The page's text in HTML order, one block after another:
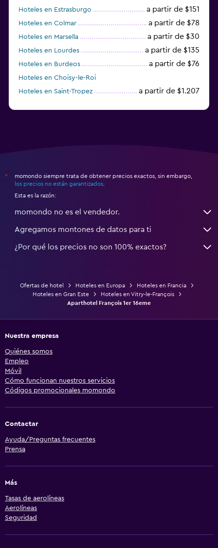
Hoteles en Estrasburgo a partir de $151
Hoteles en Colmar a partir de $78
Hoteles en Marsella a partir de $30
Hoteles en Lourdes a partir de $135
Hoteles en Burdeos a partir de $76
Hoteles en Choisy-le-Roi
Hoteles en Saint-Tropez
a partir de $1.207
*
momondo siempre trata de obtener precios exactos, sin embargo,
los precios no están garantizados
Esta es la razón:
momondo no es el vendedor.
Agregamos montones de datos para ti
¿Por qué los precios no son 100% exactos?
Ofertas de hotel Hoteles en Europa
Hoteles en Francia
Hoteles en Gran Este
Hoteles en Vitry-le-François
Aparthotel François 1er 16eme
Nuestra empresa
Quiénes somos
Empleo
Móvil
Cómo funcionan nuestros servicios
Códigos promocionales momondo
Contactar
Ayuda/Preguntas frecuentes
Prensa
Más
Tasas de aerolíneas
Aerolíneas
Seguridad